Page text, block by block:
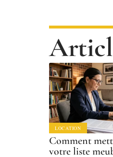
LOCATION
Comment
votre liste